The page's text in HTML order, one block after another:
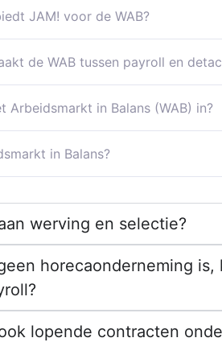
JAM! voor de WAB?
de WAB tussen payroll en
Arbeidsmarkt in Balans (WAB) in?
in Balans?
werving en selectie?
horecaonderneming is,
lopende contracten